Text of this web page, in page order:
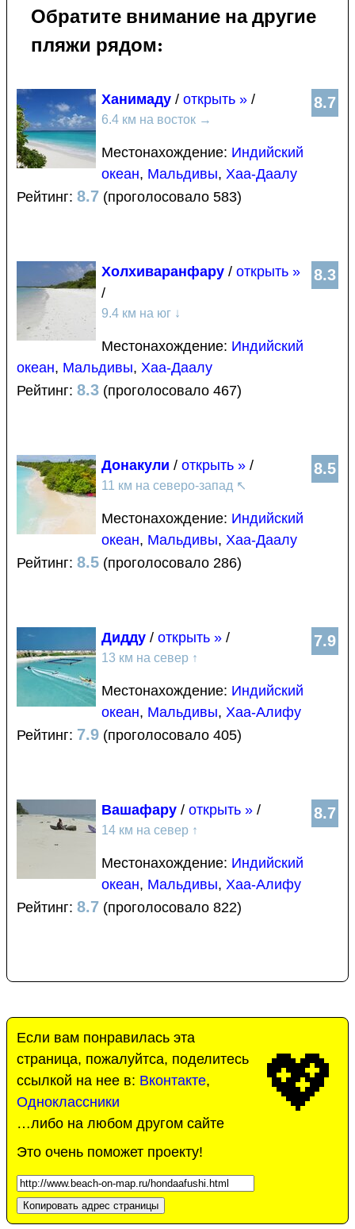
Обратите внимание на другие
пляжи рядом:
8.7
Ханимаду / открыть » /
6.4 км на восток →
Местонахождение: Индийский
океан, Мальдивы, Хаа-Даалу
Рейтинг: 8.7 (проголосовало 583)
8.3
Холхиваранфару / открыть »
/
9.4 км на юг ↓
Местонахождение: Индийский
океан, Мальдивы, Хаа-Даалу
Рейтинг: 8.3 (проголосовало 467)
8.5
Донакули / открыть » /
11 км на северо-запад ↖
Местонахождение: Индийский
океан, Мальдивы, Хаа-Даалу
Рейтинг: 8.5 (проголосовало 286)
7.9
Дидду / открыть » /
13 км на север ↑
Местонахождение: Индийский
океан, Мальдивы, Хаа-Алифу
Рейтинг: 7.9 (проголосовало 405)
8.7
Вашафару / открыть » /
14 км на север ↑
Местонахождение: Индийский
океан, Мальдивы, Хаа-Алифу
Рейтинг: 8.7 (проголосовало 822)
💖
Если вам понравилась эта
страница, пожалуйтса, поделитесь
ссылкой на нее в: Вконтакте,
Одноклассники
…либо на любом другом сайте
Это очень поможет проекту!
Копировать адрес страницы